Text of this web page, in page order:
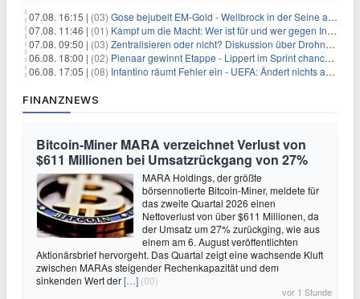
07.08. 16:15 | (03) Gose bejubelt EM-Gold - Wellbrock in der Seine ausgebremst
07.08. 11:46 | (01) Kampf um die Macht: Wer ist für und wer gegen Infantino?
07.08. 09:50 | (03) Zentralisieren oder nicht? Diskussion über Drohnenabwehr
06.08. 18:00 | (02) Pienaar gewinnt Etappe - Lippert im Sprint chancenlos
06.08. 17:05 | (08) Infantino räumt Fehler ein - UEFA: Ändert nichts an Boykott
FINANZNEWS
Bitcoin-Miner MARA verzeichnet Verlust von
$611 Millionen bei Umsatzrückgang von 27%
MARA Holdings, der größte
börsennotierte Bitcoin-Miner, meldete für
das zweite Quartal 2026 einen
Nettoverlust von über $611 Millionen, da
der Umsatz um 27% zurückging, wie aus
einem am 6. August veröffentlichten
Aktionärsbrief hervorgeht. Das Quartal zeigt eine wachsende Kluft
zwischen MARAs steigender Rechenkapazität und dem
sinkenden Wert der[…] (00)
vor 1 Stunde